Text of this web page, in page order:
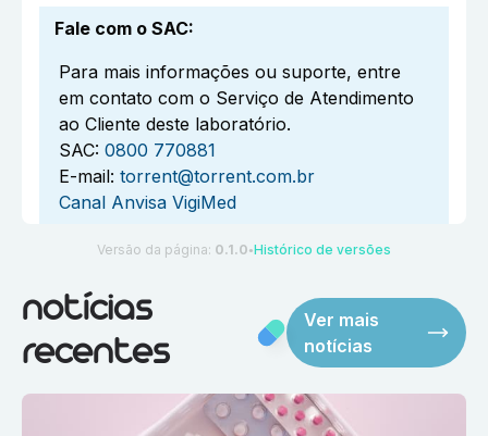
Fale com o SAC:
Para mais informações ou suporte, entre
em contato com o Serviço de Atendimento
ao Cliente deste laboratório.
SAC: 0800 770881
E-mail: torrent@torrent.com.br
Canal Anvisa VigiMed
Versão da página: 0.1.0 ●Histórico de versões
notícias
recentes
Ver mais
notícias